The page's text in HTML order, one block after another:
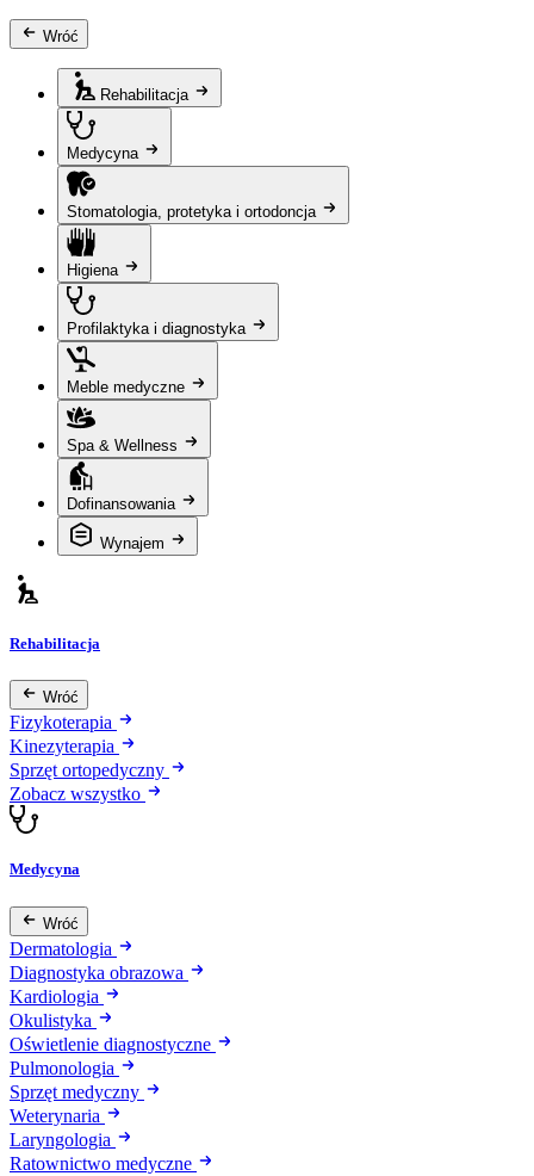
Wróć
Rehabilitacja
Medycyna
Stomatologia, protetyka i ortodoncja
Higiena
Profilaktyka i diagnostyka
Meble medyczne
Spa & Wellness
Dofinansowania
Wynajem
Rehabilitacja
Wróć
Fizykoterapia
Kinezyterapia
Sprzęt ortopedyczny
Zobacz wszystko
Medycyna
Wróć
Dermatologia
Diagnostyka obrazowa
Kardiologia
Okulistyka
Oświetlenie diagnostyczne
Pulmonologia
Sprzęt medyczny
Weterynaria
Laryngologia
Ratownictwo medyczne